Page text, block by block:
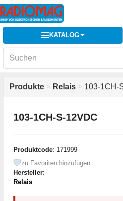
KATALOG
Produkte > Relais > 103-1CH-
103-1CH-S-12VDC
Produktcode: 171999
zu Favoriten hinzufügen
Hersteller:
Relais